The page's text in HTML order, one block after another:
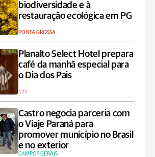
biodiversidade e à
restauração ecológica em PG
PONTA GROSSA
Planalto Select Hotel prepara
café da manhã especial para
o Dia dos Pais
MIX
Castro negocia parceria com
o Viaje Paraná para
promover município no Brasil
e no exterior
CAMPOS GERAIS